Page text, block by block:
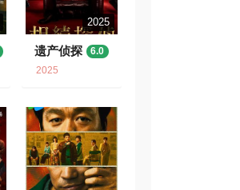
2025
遗产侦探
6.0
2025